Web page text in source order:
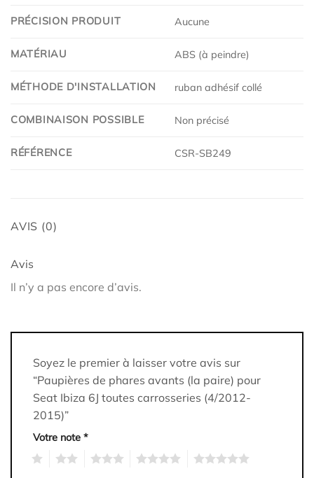
PRÉCISION PRODUIT Aucune
MATÉRIAU ABS (à peindre)
MÉTHODE D'INSTALLATION ruban adhésif collé
COMBINAISON POSSIBLE Non précisé
RÉFÉRENCE CSR-SB249
AVIS (0)
Avis
Il n’y a pas encore d’avis.
Soyez le premier à laisser votre avis sur
“Paupières de phares avants (la paire) pour
Seat Ibiza 6J toutes carrosseries (4/2012-
2015)”
Votre note *